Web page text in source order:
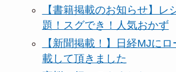
【書籍掲載のお知らせ】レ
題！スグでき！人気おかず
【新聞掲載！】日経MJに
載して頂きました